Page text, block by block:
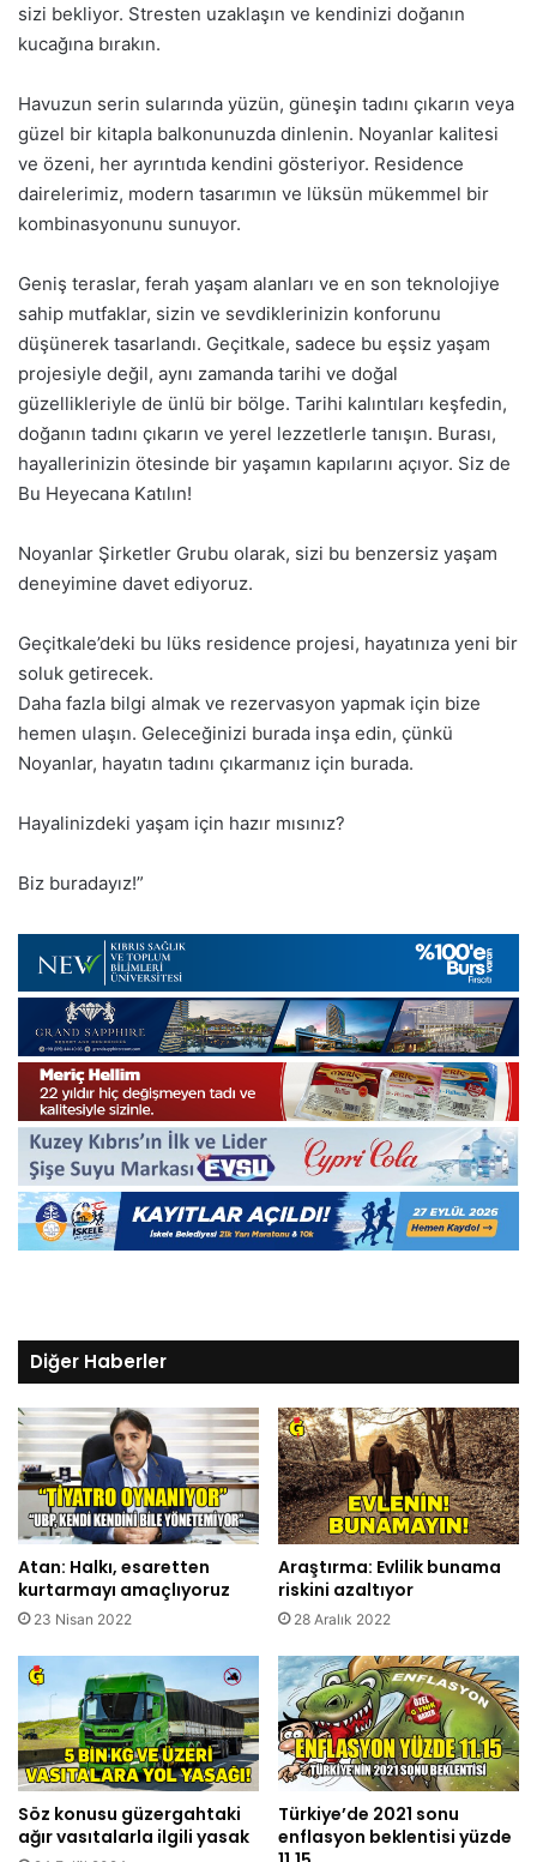
sizi bekliyor. Stresten uzaklaşın ve kendinizi doğanın
kucağına bırakın.
Havuzun serin sularında yüzün, güneşin tadını çıkarın veya
güzel bir kitapla balkonunuzda dinlenin. Noyanlar kalitesi
ve özeni, her ayrıntıda kendini gösteriyor. Residence
dairelerimiz, modern tasarımın ve lüksün mükemmel bir
kombinasyonunu sunuyor.
Geniş teraslar, ferah yaşam alanları ve en son teknolojiye
sahip mutfaklar, sizin ve sevdiklerinizin konforunu
düşünerek tasarlandı. Geçitkale, sadece bu eşsiz yaşam
projesiyle değil, aynı zamanda tarihi ve doğal
güzellikleriyle de ünlü bir bölge. Tarihi kalıntıları keşfedin,
doğanın tadını çıkarın ve yerel lezzetlerle tanışın. Burası,
hayallerinizin ötesinde bir yaşamın kapılarını açıyor. Siz de
Bu Heyecana Katılın!
Noyanlar Şirketler Grubu olarak, sizi bu benzersiz yaşam
deneyimine davet ediyoruz.
Geçitkale’deki bu lüks residence projesi, hayatınıza yeni bir
soluk getirecek.
Daha fazla bilgi almak ve rezervasyon yapmak için bize
hemen ulaşın. Geleceğinizi burada inşa edin, çünkü
Noyanlar, hayatın tadını çıkarmanız için burada.
Hayalinizdeki yaşam için hazır mısınız?
Biz buradayız!”
Diğer Haberler
Atan: Halkı, esaretten
kurtarmayı amaçlıyoruz
23 Nisan 2022
Araştırma: Evlilik bunama
riskini azaltıyor
28 Aralık 2022
Söz konusu güzergahtaki
ağır vasıtalarla ilgili yasak
Türkiye’de 2021 sonu
enflasyon beklentisi yüzde